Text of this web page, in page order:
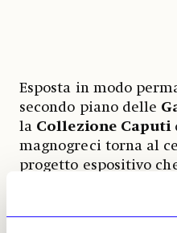
Esposta in modo
secondo piano delle
la Collezione Caputi
magnogreci torna al
progetto espositivo
Dopo un ciclo
reperti archeologici